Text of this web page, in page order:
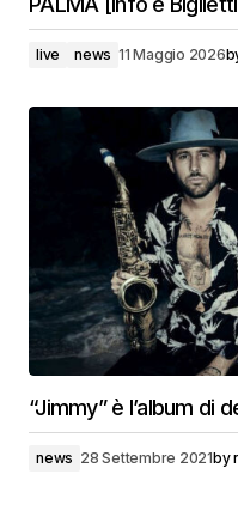
live news 11 Maggio 2026
“Jimmy” è l’album di
news 28 Settembre 2021by